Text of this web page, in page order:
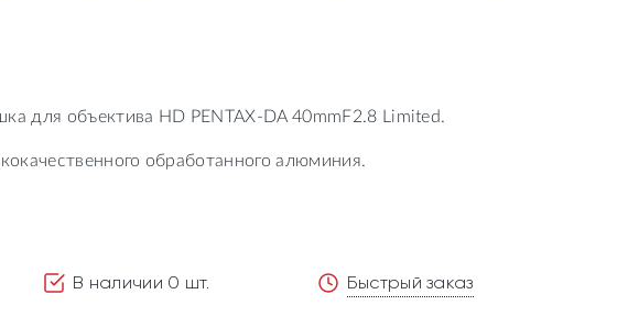
для объектива HD PENTAX-DA 40mmF2.8 Limited.
обработанного алюминия.
В наличии 0 шт. Быстрый заказ